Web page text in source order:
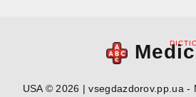
USA © 2026 | vsegdazdorov.pp.ua -